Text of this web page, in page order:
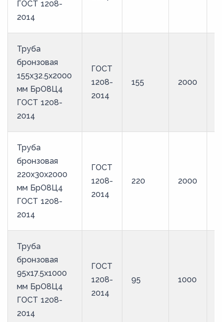
ГОСТ 1208-
2014
Труба
бронзовая
155х32.5х2000
мм БрО8Ц4
ГОСТ 1208-
2014
ГОСТ
1208-
2014
155 2000
Труба
бронзовая
220х30х2000
мм БрО8Ц4
ГОСТ 1208-
2014
ГОСТ
1208-
2014
220 2000
Труба
бронзовая
95х17.5х1000
мм БрО8Ц4
ГОСТ 1208-
2014
ГОСТ
1208-
2014
95 1000